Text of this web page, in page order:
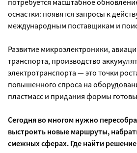
оснастки: появятся запросы к
международным поставщикам и
Развитие микроэлектроники,
транспорта, производство
электротранспорта — это точки
повышенного спроса на
пластмасс и придания формы
Сегодня во многом нужно
выстроить новые маршруты,
смежных сферах. Где найти решение